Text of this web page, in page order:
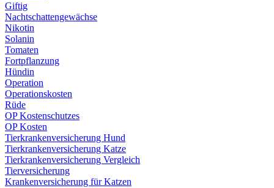
Giftig
Nachtschattengewächse
Nikotin
Solanin
Tomaten
Fortpflanzung
Hündin
Operation
Operationskosten
Rüde
OP Kostenschutzes
OP Kosten
Tierkrankenversicherung Hund
Tierkrankenversicherung Katze
Tierkrankenversicherung Vergleich
Tierversicherung
Krankenversicherung für Katzen